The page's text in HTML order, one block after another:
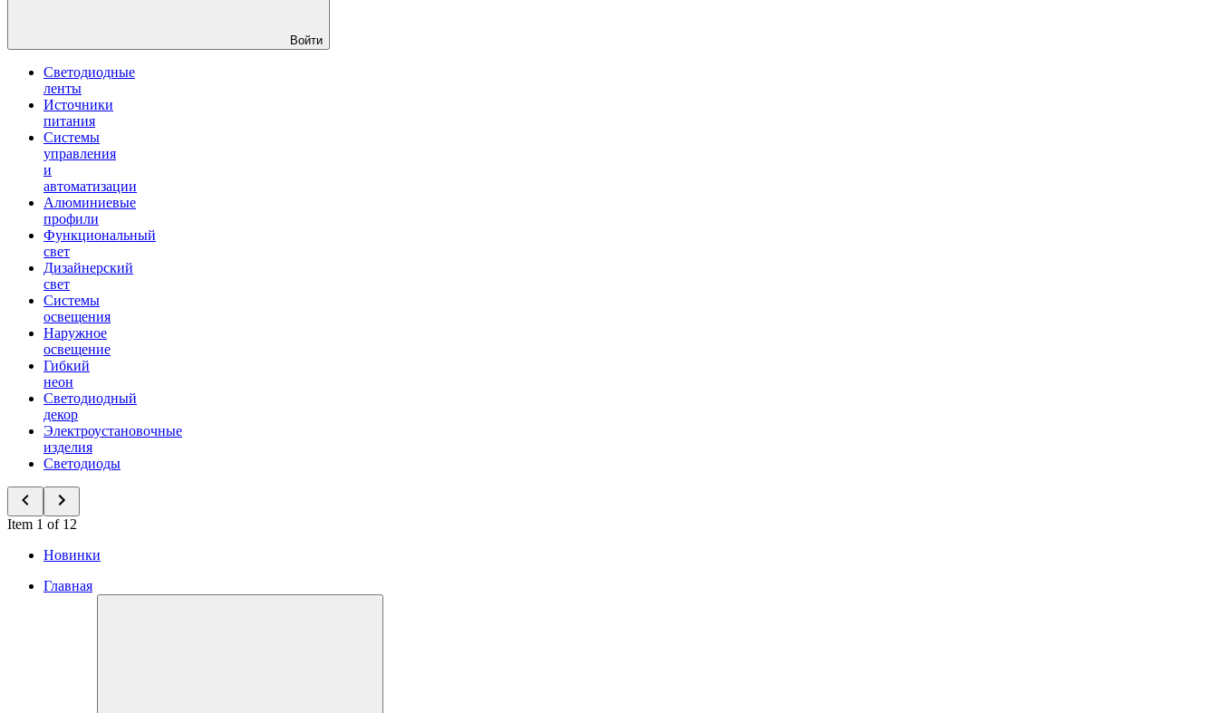
Войти
Светодиодные
ленты
Источники
питания
Системы
управления
и
автоматизации
Алюминиевые
профили
Функциональный
свет
Дизайнерский
свет
Системы
освещения
Наружное
освещение
Гибкий
неон
Светодиодный
декор
Электроустановочные
изделия
Светодиоды
Item 1 of 12
Новинки
Главная